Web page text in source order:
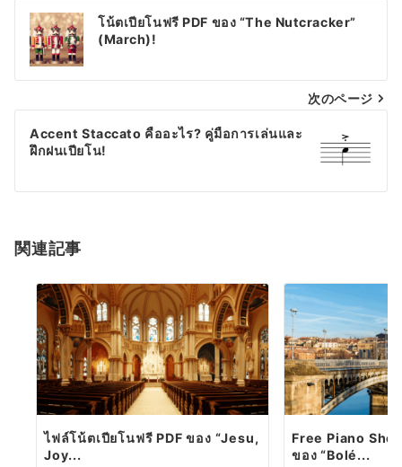
แนะแนว
เรื่อง
โน้ตเปียโนฟรี PDF ของ “The Nutcracker”
(March)!
次のページ
Accent Staccato คืออะไร? คู่มือการเล่นและ
ฝึกฝนเปียโน!
関連記事
ไฟล์โน้ตเปียโนฟรี PDF ของ “Jesu,
Joy...
Free Piano
ของ “Bolé...